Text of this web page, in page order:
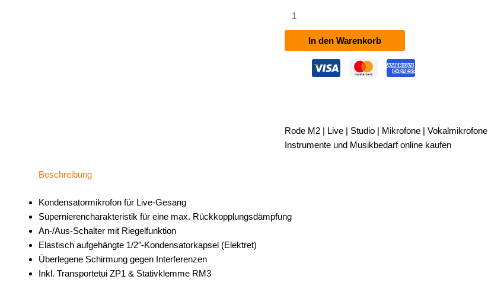
M2
MengeIn den Warenkorb
Rode M2 | Live | Studio | Mikrofone |
Instrumente und Musikbedarf online kaufen
Beschreibung
Kondensatormikrofon für Live-Gesang
Supernierencharakteristik für eine max. Rückkopplungsdämpfung
An-/Aus-Schalter mit Riegelfunktion
Elastisch aufgehängte 1/2″-Kondensatorkapsel (Elektret)
Überlegene Schirmung gegen Interferenzen
Inkl. Transportetui ZP1 & Stativklemme RM3